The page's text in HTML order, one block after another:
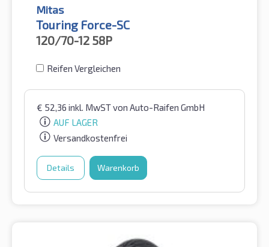
Mitas
Touring Force-SC
120/70-12 58P
Reifen Vergleichen
€ 52,36 inkl. MwSTvon Auto-Raifen GmbH
AUF LAGER
Versandkostenfrei
Details Warenkorb